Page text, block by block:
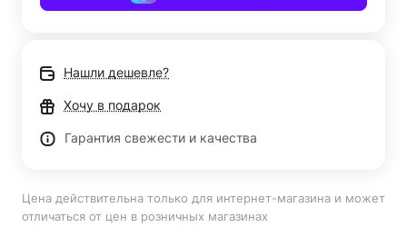
Нашли дешевле?
Хочу в подарок
Гарантия свежести и качества
Цена действительна только для интернет-магазина и может
отличаться от цен в розничных магазинах